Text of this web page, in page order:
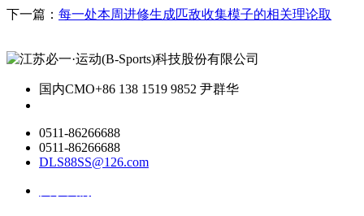
下一篇： 每一处本周进修生成匹敌收集模子的相关理论取
国内CMO+86 138 1519 9852 尹群华
0511-86266688
0511-86266688
DLS88SS@126.com